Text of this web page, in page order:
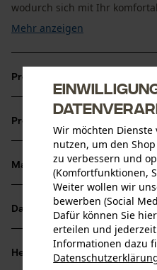
wodurch sich mit Ihr
Mehr anzeigen
Produktvorteile
Diese Kette reduziert die
Sägeketten Halbmeißel
Schneidegarnitur
Produktinformationen
Produktdetails
Aktivitätstyp
Material & Pflege
Material
Hauptmaterial
Datenblätter
Herstellerdatenblatt (PDF)
Herstellerinformationen
Wir möchten
nutzen, um den
zu verbessern und
(Komfortfunktionen,
Weiter wollen wir
bewerben (Social
Dafür können Sie
erteilen und
Informationen dazu